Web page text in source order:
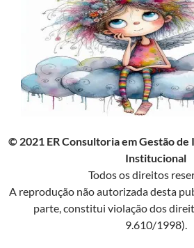
© 2021 ER Consultoria em Gestão
Institucional
Todos os direitos
A reprodução não autorizada desta
parte, constitui violação dos
9.610/1998).